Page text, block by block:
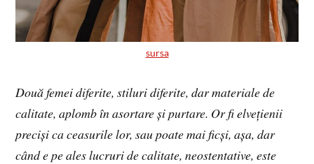
sursa
Două femei diferite, stiluri diferite, dar materiale de
calitate, aplomb în asortare și purtare. Or fi elvețienii
preciși ca ceasurile lor, sau poate mai ficși, așa, dar
când e pe ales lucruri de calitate, neostentative, este